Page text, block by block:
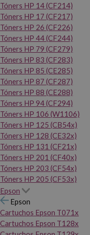
Tóners HP 14 (CF214)
Tóners HP 17 (CF217)
Tóners HP 26 (CF226)
Tóners HP 44 (CF244)
Tóners HP 79 (CF279)
Tóners HP 83 (CF283)
Tóners HP 85 (CE285)
Tóners HP 87 (CF287)
Tóners HP 88 (CE288)
Tóners HP 94 (CF294)
Tóners HP 106 (W1106)
Tóners HP 125 (CB54x)
Tóners HP 128 (CE32x)
Tóners HP 131 (CF21x)
Tóners HP 201 (CF40x)
Tóners HP 203 (CF54x)
Tóners HP 205 (CF53x)
Epson
Epson
Cartuchos Epson T071x
Cartuchos Epson T128x